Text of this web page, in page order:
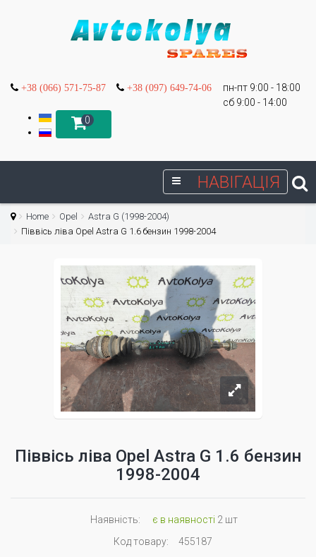
+38 (066) 571-75-87 +38 (097) 649-74-06
пн-пт 9:00 - 18:00
сб 9:00 - 14:00
0
НАВІГАЦІЯ
Home Opel
Astra G (1998-2004)
Піввісь ліва Opel Astra G 1.6 бензин 1998-2004
Піввісь ліва Opel Astra G 1.6 бензин
1998-2004
Наявність: є в наявності 2 шт
Код товару:
455187